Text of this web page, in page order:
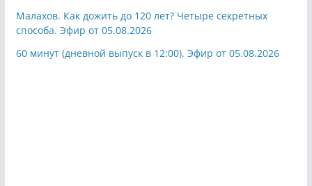
Малахов. Как дожить до 120 лет? Четыре секретных
способа. Эфир от 05.08.2026
60 минут (дневной выпуск в 12:00). Эфир от 05.08.2026